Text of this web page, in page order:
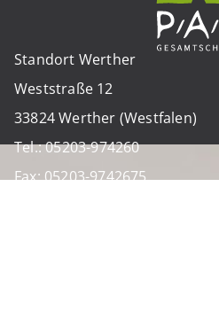
Standort Werther
Weststraße 12
33824 Werther (Westfalen)
Tel.: 05203-974260
Fax: 05203-9742675